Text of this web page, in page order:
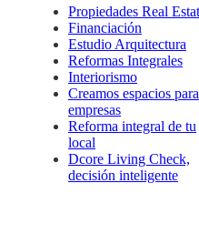
Propiedades Real
Financiación
Estudio Arquitectura
Reformas Integrales
Interiorismo
Creamos espacios para
empresas
Reforma integral de tu
local
Dcore Living Check,
decisión inteligente